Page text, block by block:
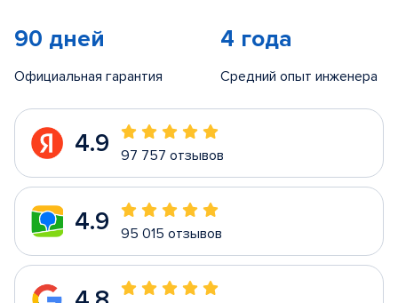
90 дней
Официальная гарантия
4 года
Средний опыт инженера
4.9 97 757 отзывов
4.9 95 015 отзывов